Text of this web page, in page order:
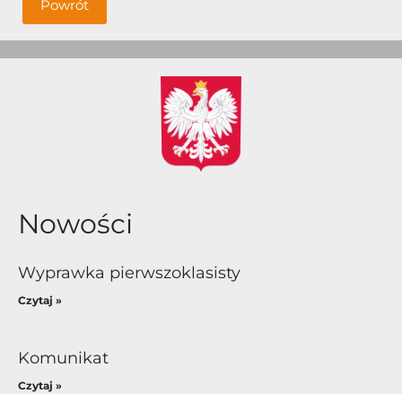
Powrót
Nowości
Wyprawka pierwszoklasisty
Czytaj »
Komunikat
Czytaj »